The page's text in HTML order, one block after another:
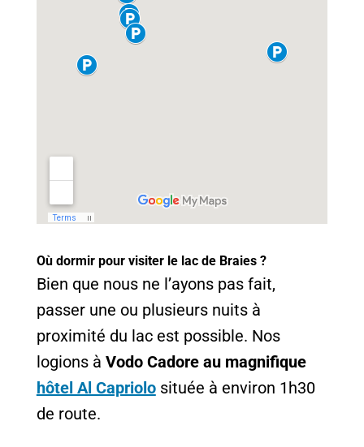
Où dormir pour visiter le lac de Braies ?
Bien que nous ne l’ayons pas fait,
passer une ou plusieurs nuits à
proximité du lac est possible. Nos
logions à Vodo Cadore au magnifique
hôtel Al Capriolosituée à environ 1h30
de route.